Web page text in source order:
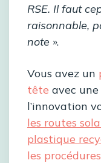
RSE. Il faut
raisonnable,
note ».
Vous avez un
tête avec
l’innovation
les routes
plastique
les